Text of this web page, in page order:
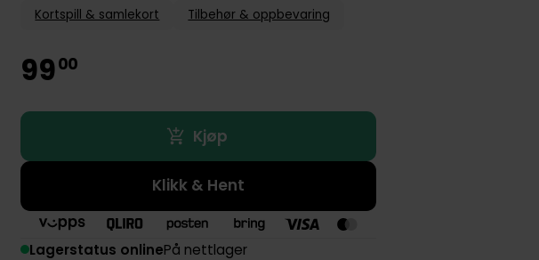
Kortspill & samlekort
Tilbehør & oppbevaring
9900
Kjøp
Klikk & Hent
Lagerstatus onlinePå nettlager